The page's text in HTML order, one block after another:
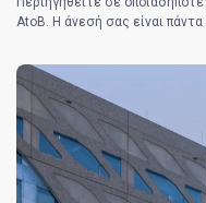
AtoB. Η άνεσή σας είναι